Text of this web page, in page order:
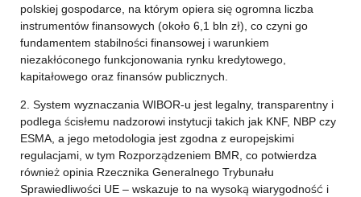
polskiej gospodarce, na którym opiera się ogromna liczba
instrumentów finansowych (około 6,1 bln zł), co czyni go
fundamentem stabilności finansowej i warunkiem
niezakłóconego funkcjonowania rynku kredytowego,
kapitałowego oraz finansów publicznych.
2. System wyznaczania WIBOR-u jest legalny, transparentny i
podlega ścisłemu nadzorowi instytucji takich jak KNF, NBP czy
ESMA, a jego metodologia jest zgodna z europejskimi
regulacjami, w tym Rozporządzeniem BMR, co potwierdza
również opinia Rzecznika Generalnego Trybunału
Sprawiedliwości UE – wskazuje to na wysoką wiarygodność i